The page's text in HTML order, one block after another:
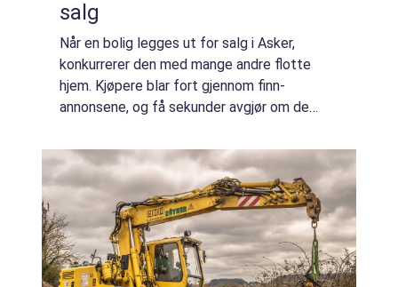
salg
Når en bolig legges ut for salg i Asker,
konkurrerer den med mange andre flotte
hjem. Kjøpere blar fort gjennom finn-
annonsene, og få sekunder avgjør om de
Nettopp derfor har boligstyling Asker blitt
en viktig de...